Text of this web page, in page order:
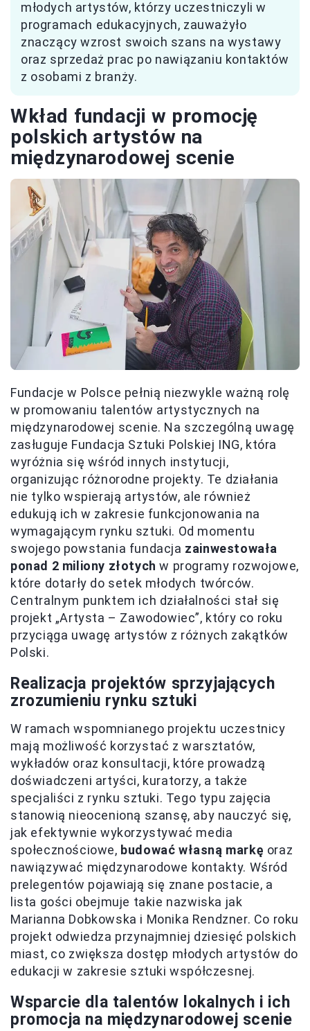
młodych artystów, którzy uczestniczyli w
programach edukacyjnych, zauważyło
znaczący wzrost swoich szans na wystawy
oraz sprzedaż prac po nawiązaniu kontaktów
z osobami z branży.
Wkład fundacji w promocję
polskich artystów na
międzynarodowej scenie
Fundacje w Polsce pełnią niezwykle ważną rolę
w promowaniu talentów artystycznych na
międzynarodowej scenie. Na szczególną uwagę
zasługuje Fundacja Sztuki Polskiej ING, która
wyróżnia się wśród innych instytucji,
organizując różnorodne projekty. Te działania
nie tylko wspierają artystów, ale również
edukują ich w zakresie funkcjonowania na
wymagającym rynku sztuki. Od momentu
swojego powstania fundacja zainwestowała
ponad 2 miliony złotych w programy rozwojowe,
które dotarły do setek młodych twórców.
Centralnym punktem ich działalności stał się
projekt „Artysta – Zawodowiec”, który co roku
przyciąga uwagę artystów z różnych zakątków
Polski.
Realizacja projektów sprzyjających
zrozumieniu rynku sztuki
W ramach wspomnianego projektu uczestnicy
mają możliwość korzystać z warsztatów,
wykładów oraz konsultacji, które prowadzą
doświadczeni artyści, kuratorzy, a także
specjaliści z rynku sztuki. Tego typu zajęcia
stanowią nieocenioną szansę, aby nauczyć się,
jak efektywnie wykorzystywać media
społecznościowe, budować własną markę oraz
nawiązywać międzynarodowe kontakty. Wśród
prelegentów pojawiają się znane postacie, a
lista gości obejmuje takie nazwiska jak
Marianna Dobkowska i Monika Rendzner. Co roku
projekt odwiedza przynajmniej dziesięć polskich
miast, co zwiększa dostęp młodych artystów do
edukacji w zakresie sztuki współczesnej.
Wsparcie dla talentów lokalnych i ich
promocja na międzynarodowej scenie